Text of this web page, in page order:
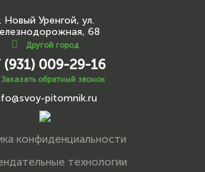
Новый Уренгой, ул.
68
Другой город
(931) 009-29-16
Заказать обратный звонок
pitomnik.ru
конфиденциальности
технологии